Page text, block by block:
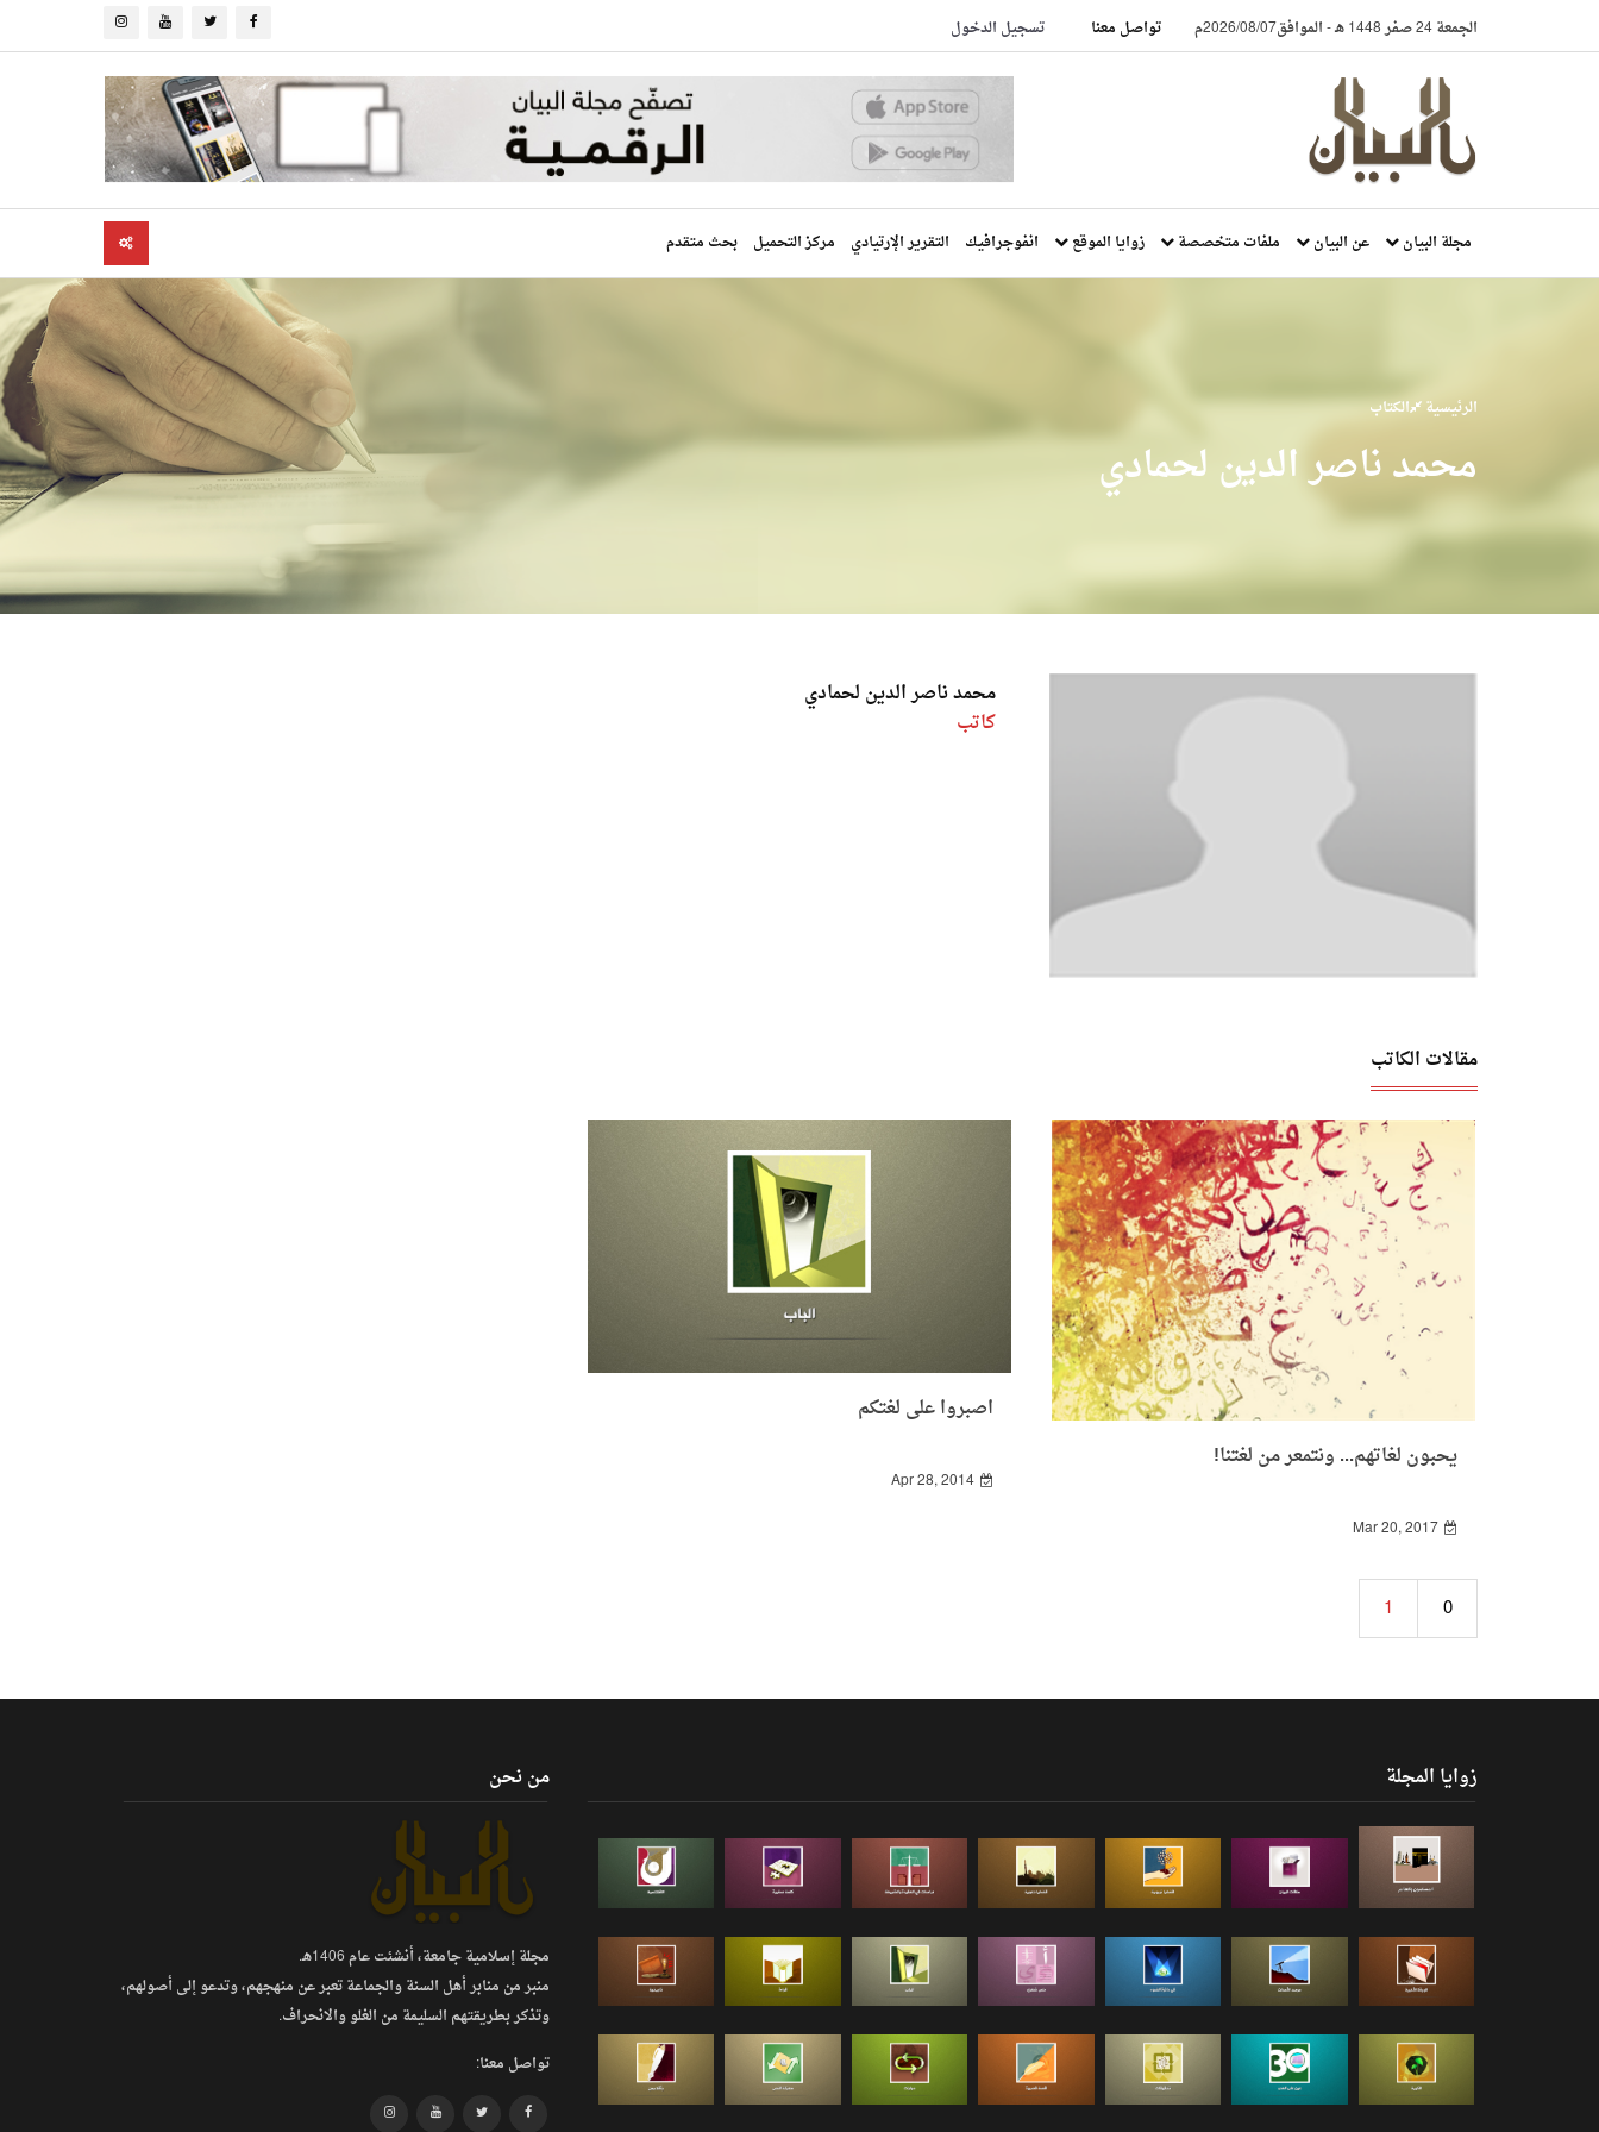
الجمعة 24 صفر 1448 هـ -الموافق2026/08/07م تواصل معنا تسجيل الدخول
مجلة البيان عن البيان ملفات متخصصة زوايا الموقع انفوجرافيك التقرير الإرتيادي مركز التحميل بحث متقدم
الرئيسية الكتاب
محمد ناصر الدين لحمادي
محمد ناصر الدين لحمادي
كاتب
مقالات الكاتب
يحبون لغاتهم... ونتمعر من لغتنا!
Mar 20, 2017
اصبروا على لغتكم
Apr 28, 2014
0
1
زوايا المجلة من نحن
مجلة إسلامية جامعة، أنشئت عام 1406هـ.
منبر من منابر أهل السنة والجماعة تعبر عن منهجهم، وتدعو إلى أصولهم،
وتذكر بطريقتهم السليمة من الغلو والانحراف.
تواصل معنا: